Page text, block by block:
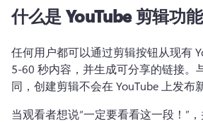
什么是 YouTube 剪辑功
任何用户都可以通过剪辑按钮从现有
5-60 秒内容，并生成可分享的链接。
同，创建剪辑不会在 YouTube 上发布
当观看者想说“一定要看看这一段！”